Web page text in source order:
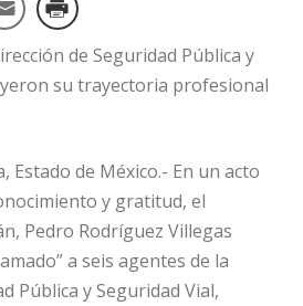
de Seguridad Pública y
su trayectoria profesional
Estado de México.- En un acto
y gratitud, el
Pedro Rodríguez Villegas
a seis agentes de la
Pública y Seguridad Vial,